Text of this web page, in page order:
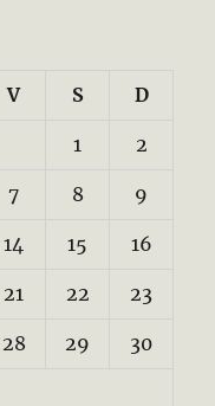
V S D
1 2
7 8 9
14 15 16
21 22 23
28 29 30